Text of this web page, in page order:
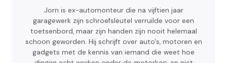
Jorn is ex-automonteur die na vijftien jaar
garagewerk zijn schroefsleutel verruilde voor een
toetsenbord, maar zijn handen zijn nooit helemaal
schoon geworden. Hij schrijft over auto's, motoren en
gadgets met de kennis van iemand die weet hoe